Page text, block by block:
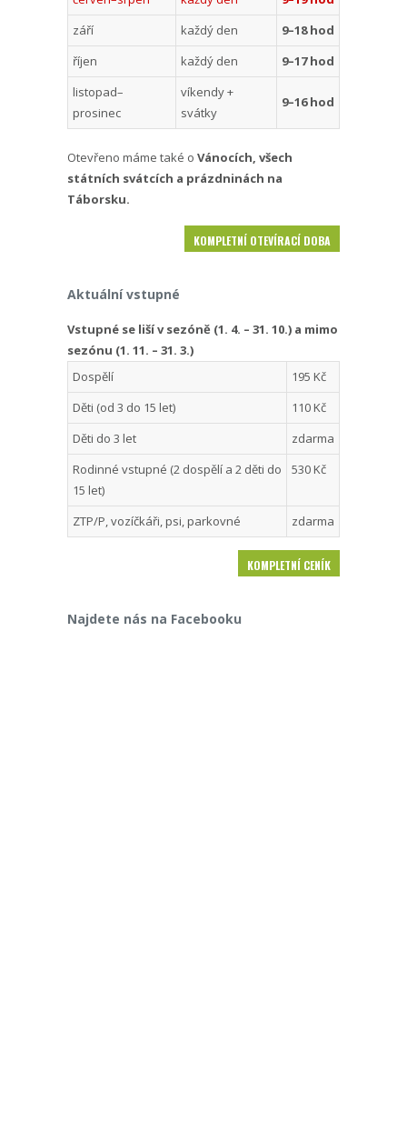
září
každý den
9–18 hod
říjen
každý den
9–17 hod
listopad–
prosinec
víkendy +
svátky
9–16 hod
Otevřeno máme také o Vánocích, všech
státních svátcích a prázdninách na
Táborsku.
KOMPLETNÍ OTEVÍRACÍ DOBA
Aktuální vstupné
Vstupné se liší v sezóně (1. 4. – 31. 10.) a mimo
sezónu (1. 11. – 31. 3.)
Dospělí
195 Kč
Děti (od 3 do 15 let)
110 Kč
Děti do 3 let
zdarma
Rodinné vstupné (2 dospělí a 2 děti do
15 let)
530 Kč
ZTP/P, vozíčkáři, psi, parkovné zdarma
KOMPLETNÍ CENÍK
Najdete nás na Facebooku